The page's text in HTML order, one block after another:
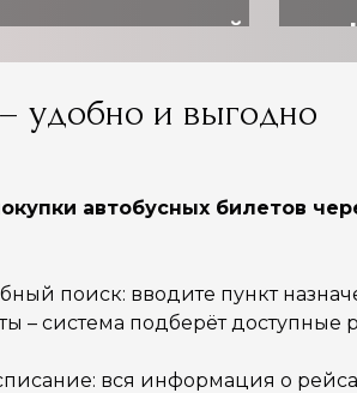
отдых
удобно и выгодно
автобусных билетов
поиск: вводите пункт
– система подберёт доступные
вся информация о